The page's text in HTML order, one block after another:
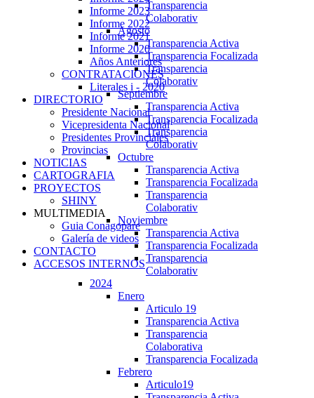
Transparencia
Colaborativ
Agosto
Transparencia Activa
Transparencia Focalizada
Transparencia
Colaborativ
Septiembre
Transparencia Activa
Transparencia Focalizada
Transparencia
Colaborativ
Octubre
Transparencia Activa
Transparencia Focalizada
Transparencia
Colaborativ
Noviembre
Transparencia Activa
Transparencia Focalizada
Transparencia
Colaborativ
2024
Enero
Articulo 19
Transparencia Activa
Transparencia
Colaborativa
Transparencia Focalizada
Febrero
Articulo19
Informe 2023
Informe 2022
Informe 2021
Informe 2020
Años Anteriores
CONTRATACIONES
Literales i - 2020
DIRECTORIO
Presidente Nacional
Vicepresidenta Nacional
Presidentes Provinciales
Provincias
NOTICIAS
CARTOGRAFIA
PROYECTOS
SHINY
MULTIMEDIA
Guia Conagopare
Galería de videos
CONTACTO
ACCESOS INTERNOS